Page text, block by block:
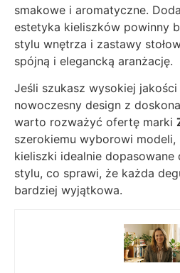
smakowe i aromatyczne.
estetyka kieliszków powinny
stylu wnętrza i zastawy
spójną i elegancką aranżację.
Jeśli szukasz wysokiej
nowoczesny design z
warto rozważyć ofertę marki
szerokiemu wyborowi modeli,
kieliszki idealnie
stylu, co sprawi, że każda
bardziej wyjątkowa.